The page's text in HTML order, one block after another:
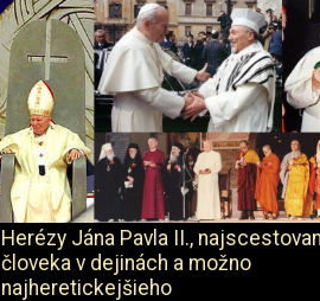
Herézy Jána Pavla II.,
človeka v dejinách a možno
najheretickejšieho